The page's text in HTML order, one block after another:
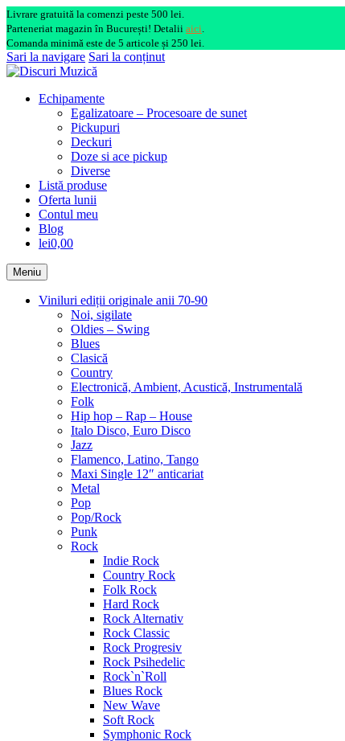
Livrare gratuită la comenzi peste 500 lei.
Parteneriat magazin în București! Detalii aici.
Comanda minimă este de 5 articole și 250 lei.
Sari la navigare Sari la conținut
Echipamente
Egalizatoare – Procesoare de sunet
Pickupuri
Deckuri
Doze si ace pickup
Diverse
Listă produse
Oferta lunii
Contul meu
Blog
lei0,00
Meniu
Viniluri ediții originale anii 70-90
Noi, sigilate
Oldies – Swing
Blues
Clasică
Country
Electronică, Ambient, Acustică, Instrumentală
Folk
Hip hop – Rap – House
Italo Disco, Euro Disco
Jazz
Flamenco, Latino, Tango
Maxi Single 12″ anticariat
Metal
Pop
Pop/Rock
Punk
Rock
Indie Rock
Country Rock
Folk Rock
Hard Rock
Rock Alternativ
Rock Classic
Rock Progresiv
Rock Psihedelic
Rock`n`Roll
Blues Rock
New Wave
Soft Rock
Symphonic Rock